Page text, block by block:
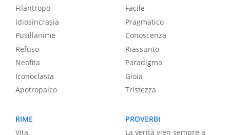
Filantropo
Idiosincrasia
Pusillanime
Refuso
Neofita
Iconoclasta
Apotropaico
Facile
Pragmatico
Conoscenza
Riassunto
Paradigma
Gioia
Tristezza
RIME
Vita
PROVERBI
La verità vien sempre a